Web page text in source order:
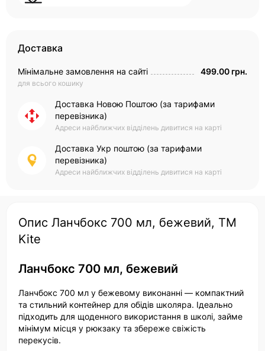
Доставка
Мінімальне замовлення на сайті
для всього кошику
499.00 грн.
Доставка Новою Поштою (за тарифами
перевізника)
Адреси найближчих відділень дивитися на карті
Доставка Укр поштою (за тарифами
перевізника)
Адреси найближчих відділень дивитися на карті
Опис Ланчбокс 700 мл, бежевий, ТМ
Kite
Ланчбокс 700 мл, бежевий
Ланчбокс 700 мл у бежевому виконанні — компактний
та стильний контейнер для обідів школяра. Ідеально
підходить для щоденного використання в школі, займе
мінімум місця у рюкзаку та збереже свіжість
перекусів.